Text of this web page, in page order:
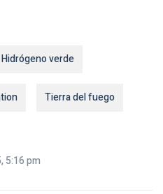
Hidrógeno verde
Tierra del fuego
5:16 pm